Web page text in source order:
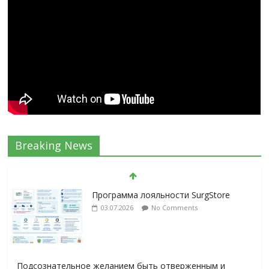
Breaking News
Программа лояльности SurgStore
03.07.2026 No Comments
Подсознательное желанием быть отверженным и